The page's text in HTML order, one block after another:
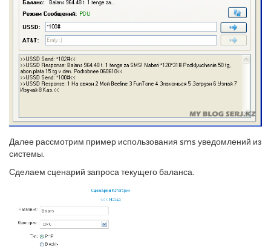
Далее рассмотрим пример использования sms уведомлений из
системы.
Сделаем сценарий запроса текущего баланса.